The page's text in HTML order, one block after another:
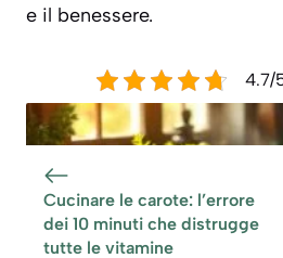
e il benessere.
4.7/
Cucinare le carote: l’errore
dei 10 minuti che distrugge
tutte le vitamine